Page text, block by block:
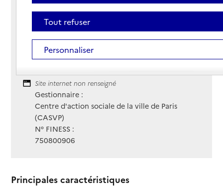
57 rue du Montparnasse
75014 - Paris 14e Arrondissement
Voir itinéraire
Téléphone :
01 43 21 26 26
Site Internet
Site internet non renseigné
Gestionnaire :
Centre d'action sociale de la ville de Paris
(CASVP)
N° FINESS :
750800906
Principales caractéristiques
Tout refuser
Personnaliser